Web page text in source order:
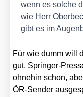
wenn es sol­che
wie Herr
gibt es im
Für wie dumm will
gut, Sprin­ger-
ohne­hin schon,
ÖR-Sen­der